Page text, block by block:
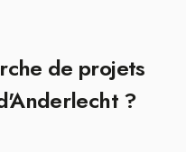
de projets
?